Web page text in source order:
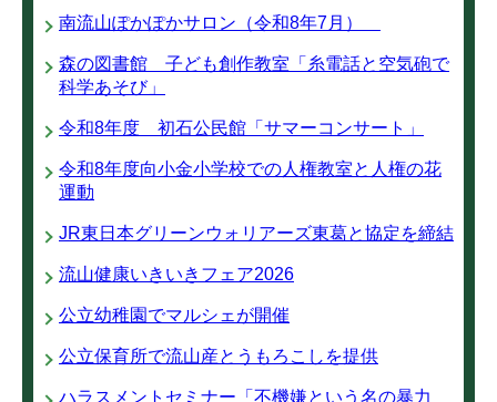
南流山ぽかぽかサロン（令和8年7月）
森の図書館 子ども創作教室「糸電話と空気砲で
科学あそび」
令和8年度 初石公民館「サマーコンサート」
令和8年度向小金小学校での人権教室と人権の花
運動
JR東日本グリーンウォリアーズ東葛と協定を締結
流山健康いきいきフェア2026
公立幼稚園でマルシェが開催
公立保育所で流山産とうもろこしを提供
ハラスメントセミナー「不機嫌という名の暴力